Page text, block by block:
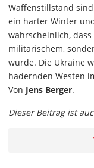
Waffenstillstand
ein harter Winter
wahrscheinlich,
militärischem,
wurde. Die Ukraine
hadernden Westen
Von Jens Berger.
Dieser Beitrag ist